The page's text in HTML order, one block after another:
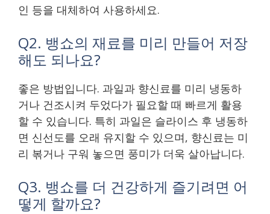
인 등을 대체하여 사용하세요.
Q2. 뱅쇼의 재료를 미리 만들어 저장
해도 되나요?
좋은 방법입니다. 과일과 향신료를 미리 냉동하
거나 건조시켜 두었다가 필요할 때 빠르게 활용
할 수 있습니다. 특히 과일은 슬라이스 후 냉동하
면 신선도를 오래 유지할 수 있으며, 향신료는 미
리 볶거나 구워 놓으면 풍미가 더욱 살아납니다.
Q3. 뱅쇼를 더 건강하게 즐기려면 어
떻게 할까요?